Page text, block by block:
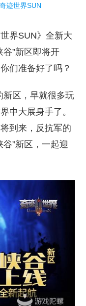
奇迹世界SUN
界SUN》全新大
谷”新区即将开
们准备好了吗？
新区，早就很多玩
中大展身手了。
到来，反抗军的
”新区，一起迎